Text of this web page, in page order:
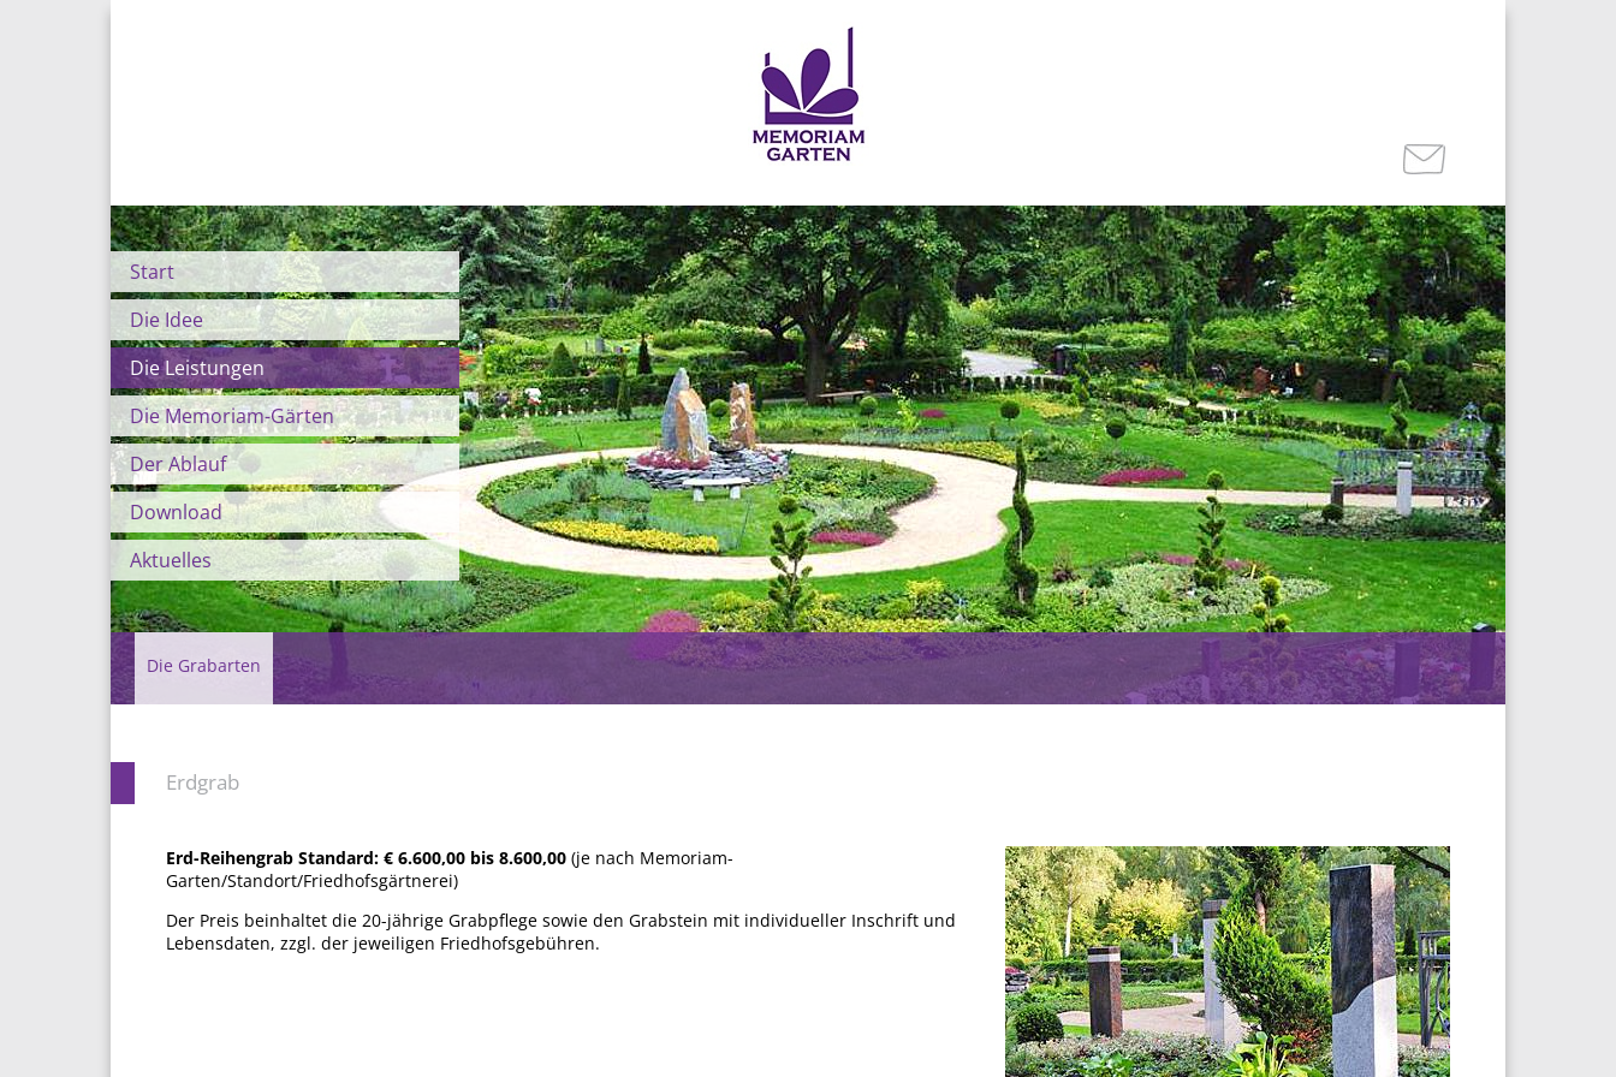
Start
Die Idee
Die Leistungen
Die Memoriam-Gärten
Der Ablauf
Download
Aktuelles
Die Grabarten
Erdgrab
Erd-Reihengrab Standard: € 6.600,00 bis 8.600,00 (je nach Memoriam-
Garten/Standort/Friedhofsgärtnerei)
Der Preis beinhaltet die 20-jährige Grabpflege sowie den Grabstein mit individueller Inschrift und
Lebensdaten, zzgl. der jeweiligen Friedhofsgebühren.